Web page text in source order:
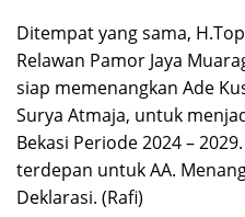
Ditempat yang sama,
Relawan Pamor Jaya
siap memenangkan Ade
Surya Atmaja, untuk
Bekasi Periode 2024 –
terdepan untuk AA.
Deklarasi. (Rafi)